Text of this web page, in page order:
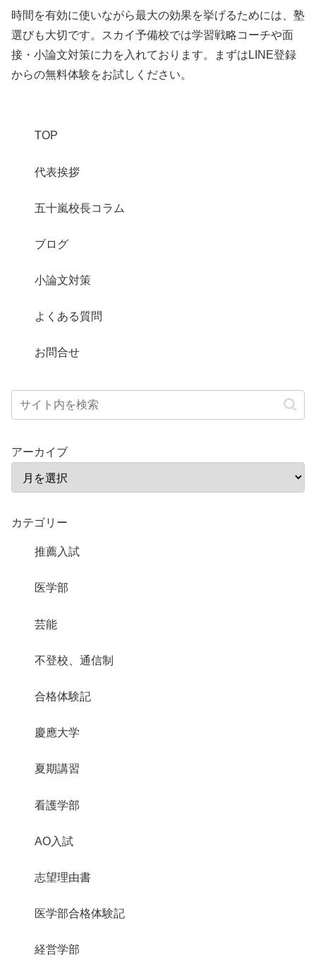
時間を有効に使いながら最大の効果を挙げるためには、塾
選びも大切です。スカイ予備校では学習戦略コーチや面
接・小論文対策に力を入れております。まずはLINE登録
からの無料体験をお試しください。
TOP
代表挨拶
五十嵐校長コラム
ブログ
小論文対策
よくある質問
お問合せ
アーカイブ
カテゴリー
推薦入試
医学部
芸能
不登校、通信制
合格体験記
慶應大学
夏期講習
看護学部
AO入試
志望理由書
医学部合格体験記
経営学部